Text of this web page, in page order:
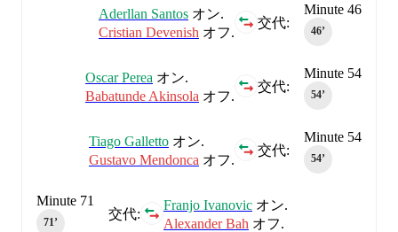
Minute 46
46‎’‎
交代:
Aderllan Santos オン.
Cristian Devenish オフ.
Minute 54
54‎’‎
交代:
Oscar Perea オン.
Babatunde Akinsola オフ.
Minute 54
54‎’‎
交代:
Tiago Galletto オン.
Gustavo Mendonca オフ.
交代:
Franjo Ivanovic オン.
Alexander Bah オフ.
Minute 71
71‎’‎